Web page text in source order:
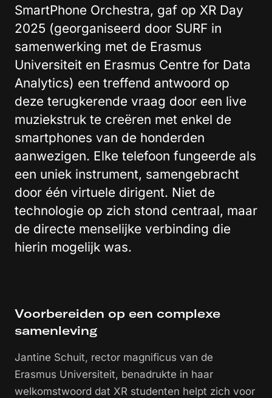
SmartPhone Orchestra, gaf op XR Day
2025 (georganiseerd door SURF in
samenwerking met de Erasmus
Universiteit en Erasmus Centre for Data
Analytics) een treffend antwoord op
deze terugkerende vraag door een live
muziekstruk te creëren met enkel de
smartphones van de honderden
aanwezigen. Elke telefoon fungeerde als
een uniek instrument, samengebracht
door één virtuele dirigent. Niet de
technologie op zich stond centraal, maar
de directe menselijke verbinding die
hierin mogelijk was.
Voorbereiden op een complexe
samenleving
Jantine Schuit, rector magnificus van de
Erasmus Universiteit, benadrukte in haar
welkomstwoord dat XR studenten helpt zich voor